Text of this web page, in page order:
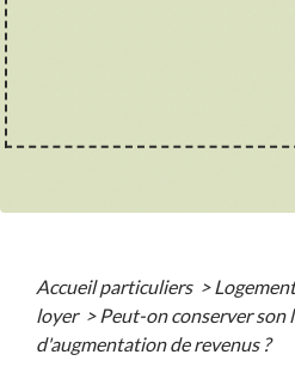
Accueil particuliers >
loyer > Peut-on conserver son
d'augmentation de revenus ?